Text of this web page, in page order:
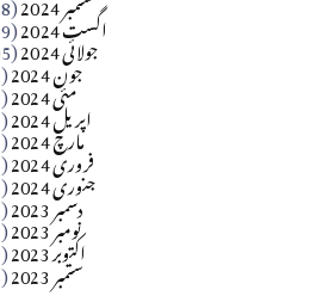
​تحریر: عاصم نواز طاہرخیلی (غازی/ہری پور)
اگست 2024 (179) جولائی 2024 (105) جون 2024 (17) مئی 2024 (89) اپریل 2024 (85) مارچ 2024 (45) فروری 2024 (35) جنوری 2024 (41) دسمبر 2023 (49) نومبر 2023 (52) اکتوبر 2023 (87) ستمبر 2023 (64)